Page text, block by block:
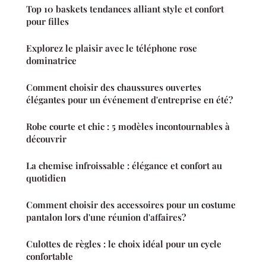
Top 10 baskets tendances alliant style et confort
pour filles
Explorez le plaisir avec le téléphone rose
dominatrice
Comment choisir des chaussures ouvertes
élégantes pour un événement d'entreprise en été?
Robe courte et chic : 5 modèles incontournables à
découvrir
La chemise infroissable : élégance et confort au
quotidien
Comment choisir des accessoires pour un costume
pantalon lors d'une réunion d'affaires?
Culottes de règles : le choix idéal pour un cycle
confortable